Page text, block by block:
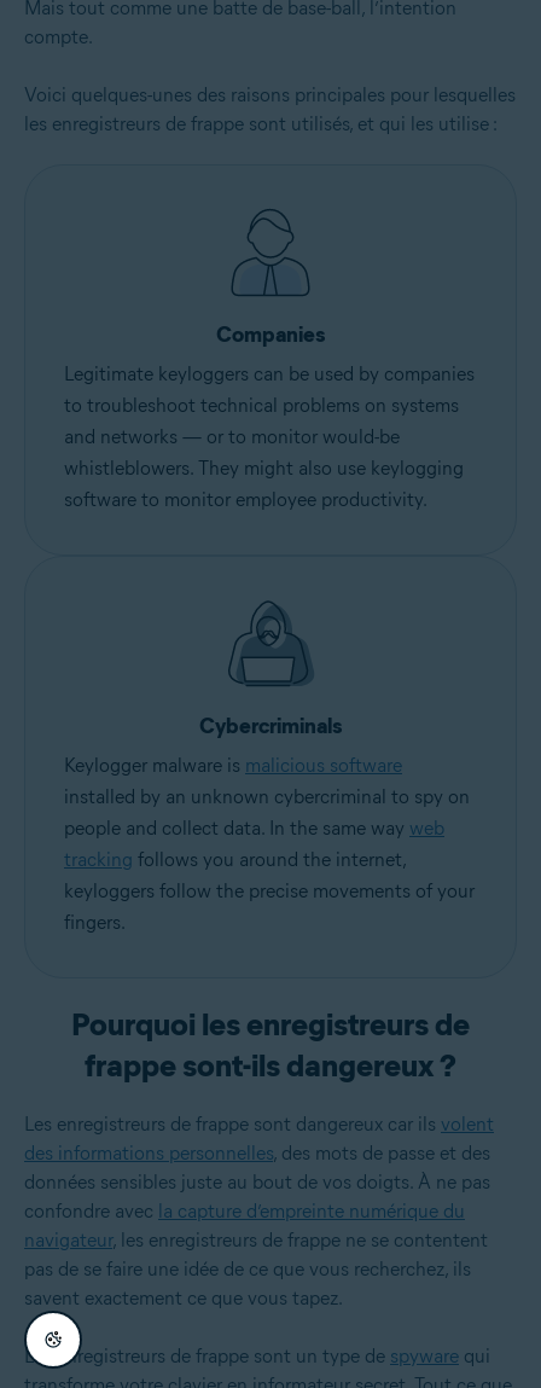
Mais tout comme une batte de base-ball, l’intention
compte.
Voici quelques-unes des raisons principales pour lesquelles
les enregistreurs de frappe sont utilisés, et qui les utilise :
Companies
Legitimate keyloggers can be used by companies
to troubleshoot technical problems on systems
and networks — or to monitor would-be
whistleblowers. They might also use keylogging
software to monitor employee productivity.
Cybercriminals
Keylogger malware is malicious software
installed by an unknown cybercriminal to spy on
people and collect data. In the same way web
tracking follows you around the internet,
keyloggers follow the precise movements of your
fingers.
Pourquoi les enregistreurs de
frappe sont-ils dangereux ?
Les enregistreurs de frappe sont dangereux car ils volent
des informations personnelles, des mots de passe et des
données sensibles juste au bout de vos doigts. À ne pas
confondre avec la capture d’empreinte numérique du
navigateur, les enregistreurs de frappe ne se contentent
pas de se faire une idée de ce que vous recherchez, ils
savent exactement ce que vous tapez.
Les enregistreurs de frappe sont un type de spyware qui